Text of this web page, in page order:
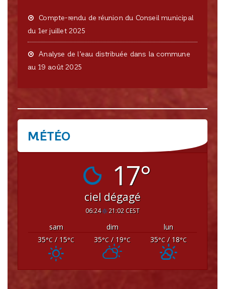
Compte-rendu de réunion du Conseil municipal
du 1er juillet 2025
Analyse de l’eau distribuée dans la commune
au 19 août 2025
MÉTÉO
17°
ciel dégagé
06:24 21:02 CEST
sam dim
lun
35°C / 15°C 35°C / 19°C 35°C / 18°C